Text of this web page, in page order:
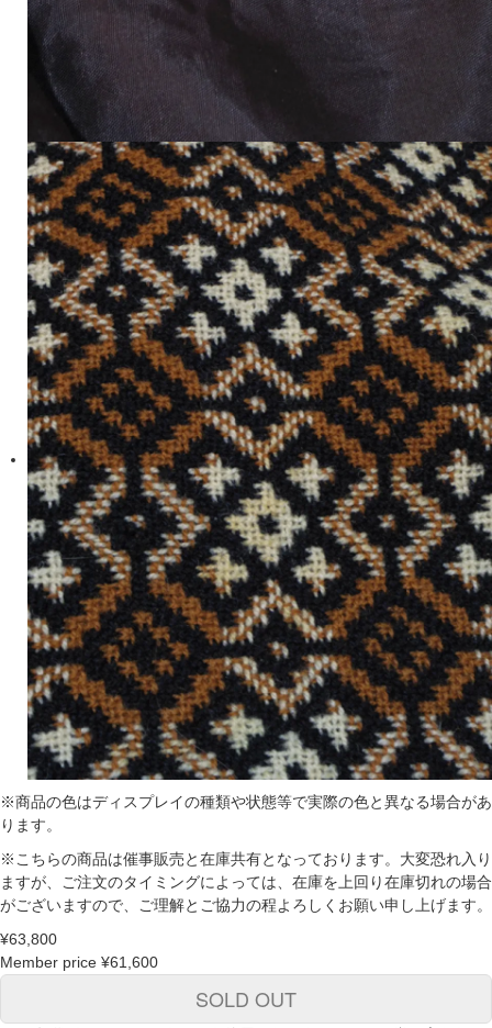
※商品の色はディスプレイの種類や状態等で実際の色と異なる場合があ
ります。
※こちらの商品は催事販売と在庫共有となっております。大変恐れ入り
ますが、ご注文のタイミングによっては、在庫を上回り在庫切れの場合
がございますので、ご理解とご協力の程よろしくお願い申し上げます。
¥63,800
Member price ¥61,600
SOLD OUT